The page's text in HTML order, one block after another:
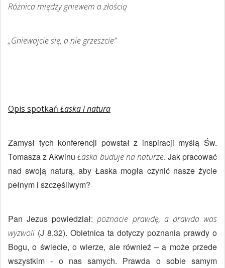
Różnica między gniewem a złością
„Gniewajcie się, a nie grzeszcie”
Opis spotkań Łaska i natura
Zamysł tych konferencji powstał z inspiracji myślą Św.
Tomasza z AkwinuŁaska buduje na naturze. Jak pracować
nad swoją naturą, aby Łaska mogła czynić nasze życie
pełnym i szczęśliwym?
Pan Jezus powiedział:poznacie prawdę, a prawda was
wyzwoli (J 8,32). Obietnica ta dotyczy poznania prawdy o
Bogu, o świecie, o wierze, ale również – a może przede
wszystkim - o nas samych. Prawda o sobie samym